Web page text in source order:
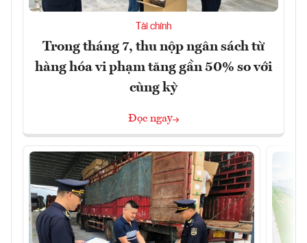
Tài chính
Trong tháng 7, thu nộp ngân sách từ
hàng hóa vi phạm tăng gần 50% so với
cùng kỳ
Đọc ngay